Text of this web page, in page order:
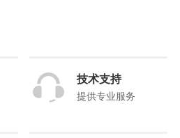
技术支持
提供专业服务